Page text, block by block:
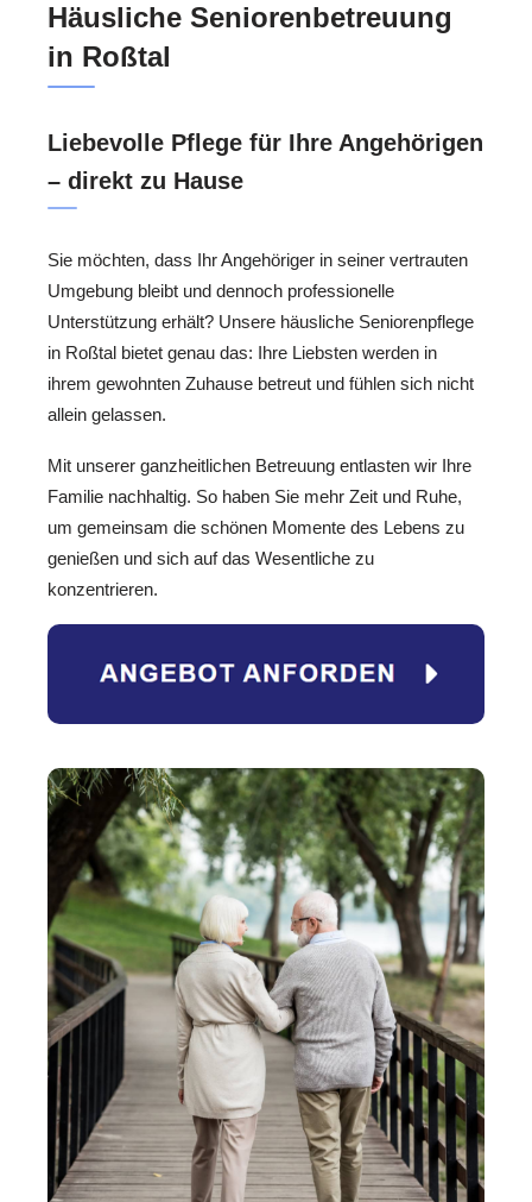
Häusliche Seniorenbetreuung
in Roßtal
Liebevolle Pflege für Ihre Angehörigen
– direkt zu Hause
Sie möchten, dass Ihr Angehöriger in seiner vertrauten
Umgebung bleibt und dennoch professionelle
Unterstützung erhält? Unsere häusliche Seniorenpflege
in Roßtal bietet genau das: Ihre Liebsten werden in
ihrem gewohnten Zuhause betreut und fühlen sich nicht
allein gelassen.
Mit unserer ganzheitlichen Betreuung entlasten wir Ihre
Familie nachhaltig. So haben Sie mehr Zeit und Ruhe,
um gemeinsam die schönen Momente des Lebens zu
genießen und sich auf das Wesentliche zu
konzentrieren.